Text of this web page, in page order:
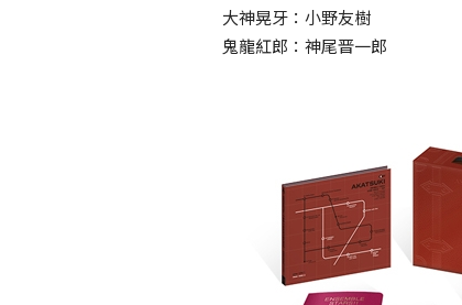
大神晃牙：小野友樹
鬼龍紅郎：神尾晋一郎